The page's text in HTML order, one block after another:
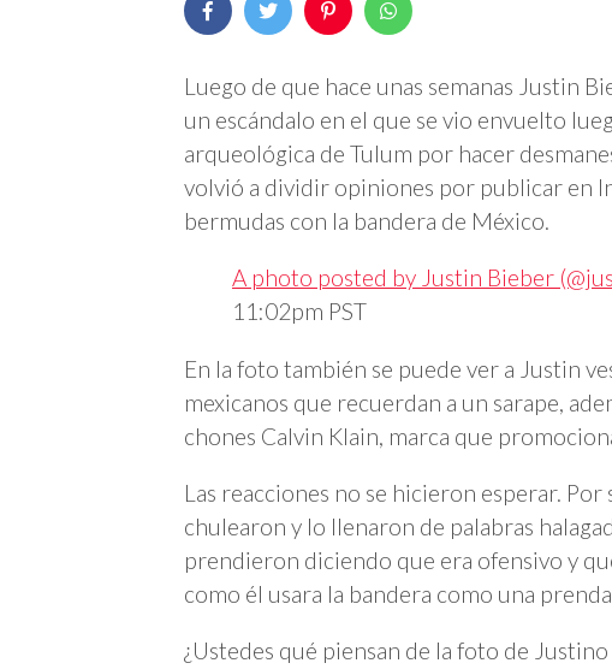
Luego de que hace unas semanas Justin
un escándalo en el que se vio envuelto
arqueológica de Tulum por hacer
volvió a dividir opiniones por publicar en
bermudas con la bandera de México.
A photo posted by Justin Bieber
11:02pm PST
En la foto también se puede ver a Justin
mexicanos que recuerdan a un sarape,
chones Calvin Klain, marca que
Las reacciones no se hicieron esperar.
chulearon y lo llenaron de palabras
prendieron diciendo que era ofensivo y
como él usara la bandera como una
¿Ustedes qué piensan de la foto de